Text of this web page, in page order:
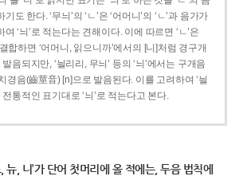
도 한다. ‘무늬’의 ‘ㄴ’은 ‘어머니’의 ‘ㄴ’과 음가가
‘늬’로 적는다는 견해이다. 이에 따르면 ‘ㄴ’은
합하면 ‘어머니, 읽으니까’에서의 [니]처럼 경구개
음되지만, ‘늴리리, 무늬’ 등의 ‘늬’에서는 구개음
경음(齒莖音) [n]으로 발음된다. 이를 고려하여 ‘늴
통적인 표기대로 ‘늬’로 적는다고 본다.
뉴, 니’가 단어 첫머리에 올 적에는, 두음 법칙에